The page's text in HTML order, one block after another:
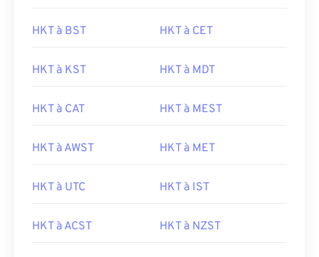
HKT à BST HKT à CET
HKT à KST HKT à MDT
HKT à CAT HKT à MEST
HKT à AWST HKT à MET
HKT à UTC HKT à IST
HKT à ACST HKT à NZST